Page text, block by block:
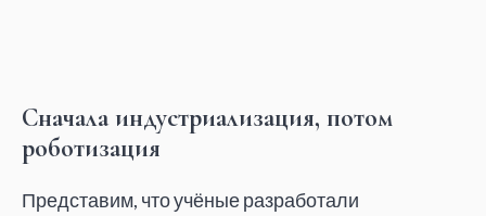
Сначала индустриализация, потом
роботизация
Представим, что учёные разработали